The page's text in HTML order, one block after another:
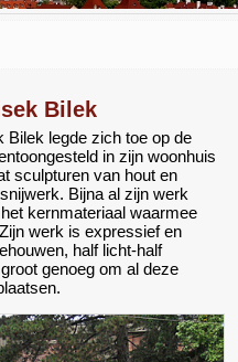
Bilek
Bilek legde zich toe op de
in zijn woonhuis
sculpturen van hout en
Bijna al zijn werk
kernmateriaal waarmee
werk is expressief en
half licht-half
genoeg om al deze